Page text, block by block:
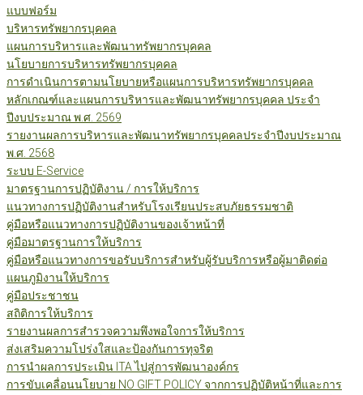
แบบฟอร์ม
บริหารทรัพยากรบุคคล
แผนการบริหารและพัฒนาทรัพยากรบุคคล
นโยบายการบริหารทรัพยากรบุคคล
การดำเนินการตามนโยบายหรือแผนการบริหารทรัพยากรบุคคล
หลักเกณฑ์และแผนการบริหารและพัฒนาทรัพยากรบุคคล ประจำ
ปีงบประมาณ พ.ศ. 2569
รายงานผลการบริหารและพัฒนาทรัพยากรบุคคลประจำปีงบประมาณ
พ.ศ. 2568
ระบบ E-Service
มาตรฐานการปฏิบัติงาน / การให้บริการ
แนวทางการปฏิบัติงานสำหรับโรงเรียนประสบภัยธรรมชาติ
คู่มือหรือแนวทางการปฏิบัติงานของเจ้าหน้าที่
คู่มือมาตรฐานการให้บริการ
คู่มือหรือแนวทางการขอรับบริการสำหรับผู้รับบริการหรือผู้มาติดต่อ
แผนภูมิงานให้บริการ
คู่มือประชาชน
สถิติการให้บริการ
รายงานผลการสำรวจความพึงพอใจการให้บริการ
ส่งเสริมความโปร่งใสและป้องกันการทุจริต
การนำผลการประเมิน ITA ไปสู่การพัฒนาองค์กร
การขับเคลื่อนนโยบาย NO GIFT POLICY จากการปฏิบัติหน้าที่และการ